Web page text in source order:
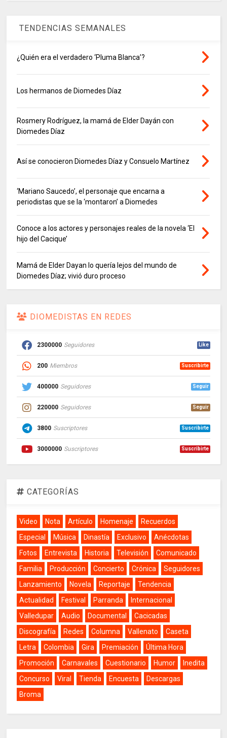
TENDENCIAS SEMANALES
¿Quién era el verdadero ‘Pluma Blanca’?
Los hermanos de Diomedes Díaz
Rosmery Rodríguez, la mamá de Elder Dayán con
Diomedes Díaz
Así se conocieron Diomedes Díaz y Consuelo Martínez
‘Mariano Saucedo’, el personaje que encarna a
periodistas que se la ‘montaron’ a Diomedes
Conoce a los actores y personajes reales de la novela ‘El
hijo del Cacique’
Mamá de Elder Dayan lo quería lejos del mundo de
Diomedes Díaz; vivió duro proceso
DIOMEDISTAS EN REDES
2300000 Seguidores Like
200 Miembros Suscribirte
400000 Seguidores Seguir
220000 Seguidores Seguir
3800 Suscriptores Suscribirte
3000000 Suscriptores Suscribirte
CATEGORÍAS
Video Nota Artículo Homenaje
Recuerdos
Especial
Música Dinastía Exclusivo
Anécdotas
Fotos
Entrevista Historia Televisión
Comunicado
Familia
Producción Concierto Crónica
Seguidores
Lanzamiento
Novela Reportaje
Tendencia
Actualidad
Festival Parranda
Internacional
Valledupar
Audio Documental
Cacicadas
Discografía
Redes Columna Vallenato
Caseta
Letra
Colombia Gira Premiación
Última Hora
Promoción
Carnavales Cuestionario Humor
Inedita
Concurso
Viral Tienda Encuesta
Descargas
Broma